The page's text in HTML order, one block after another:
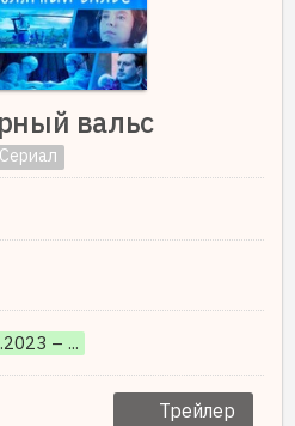
вальс
Сериал
– ...
Трейлер